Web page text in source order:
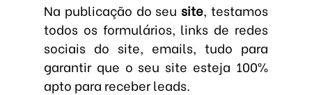
Na publicação do seusite, testamos
todos os formulários, links de redes
sociais do site, emails, tudo para
garantir que o seu site esteja 100%
apto para receber leads.